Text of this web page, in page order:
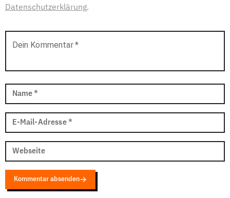
Datenschutzerklärung.
Dein Kommentar*
Name *
E-Mail-Adresse *
Webseite
Kommentar absenden